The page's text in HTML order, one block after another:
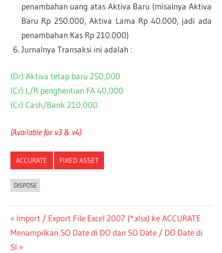
penambahan uang atas Aktiva Baru (misalnya Aktiva
Baru Rp 250.000, Aktiva Lama Rp 40.000, jadi ada
penambahan Kas Rp 210.000)
Jurnalnya Transaksi ini adalah :
(Dr) Aktiva tetap baru 250,000
(Cr) L/R penghentian FA 40,000
(Cr) Cash/Bank 210,000
(Available for v3 & v4)
ACCURATE FIXED ASSET
DISPOSE
Post
navigation
Previous
Post:
Import / Export File Excel 2007 (*.xlsx) ke ACCURATE
Next
Post:
Menampilkan SO Date di DO dan SO Date / DO Date di
SI